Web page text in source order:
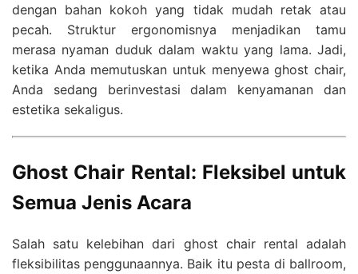
dengan bahan kokoh yang tidak mudah retak atau
pecah. Struktur ergonomisnya menjadikan tamu
merasa nyaman duduk dalam waktu yang lama. Jadi,
ketika Anda memutuskan untuk menyewa ghost chair,
Anda sedang berinvestasi dalam kenyamanan dan
estetika sekaligus.
Ghost Chair Rental: Fleksibel untuk
Semua Jenis Acara
Salah satu kelebihan dari ghost chair rental adalah
fleksibilitas penggunaannya. Baik itu pesta di ballroom,